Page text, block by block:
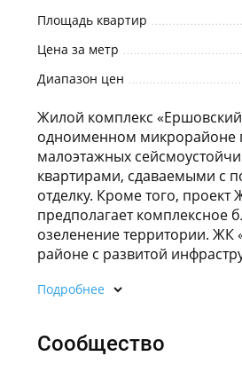
Площадь квартир
Цена за метр
Диапазон цен
Жилой комплекс
одноименном микрорайоне
малоэтажных
квартирами, сдаваемыми с
отделку. Кроме того,
предполагает комплексное
озеленение территории. ЖК
районе с развитой
Подробнее
Сообщество